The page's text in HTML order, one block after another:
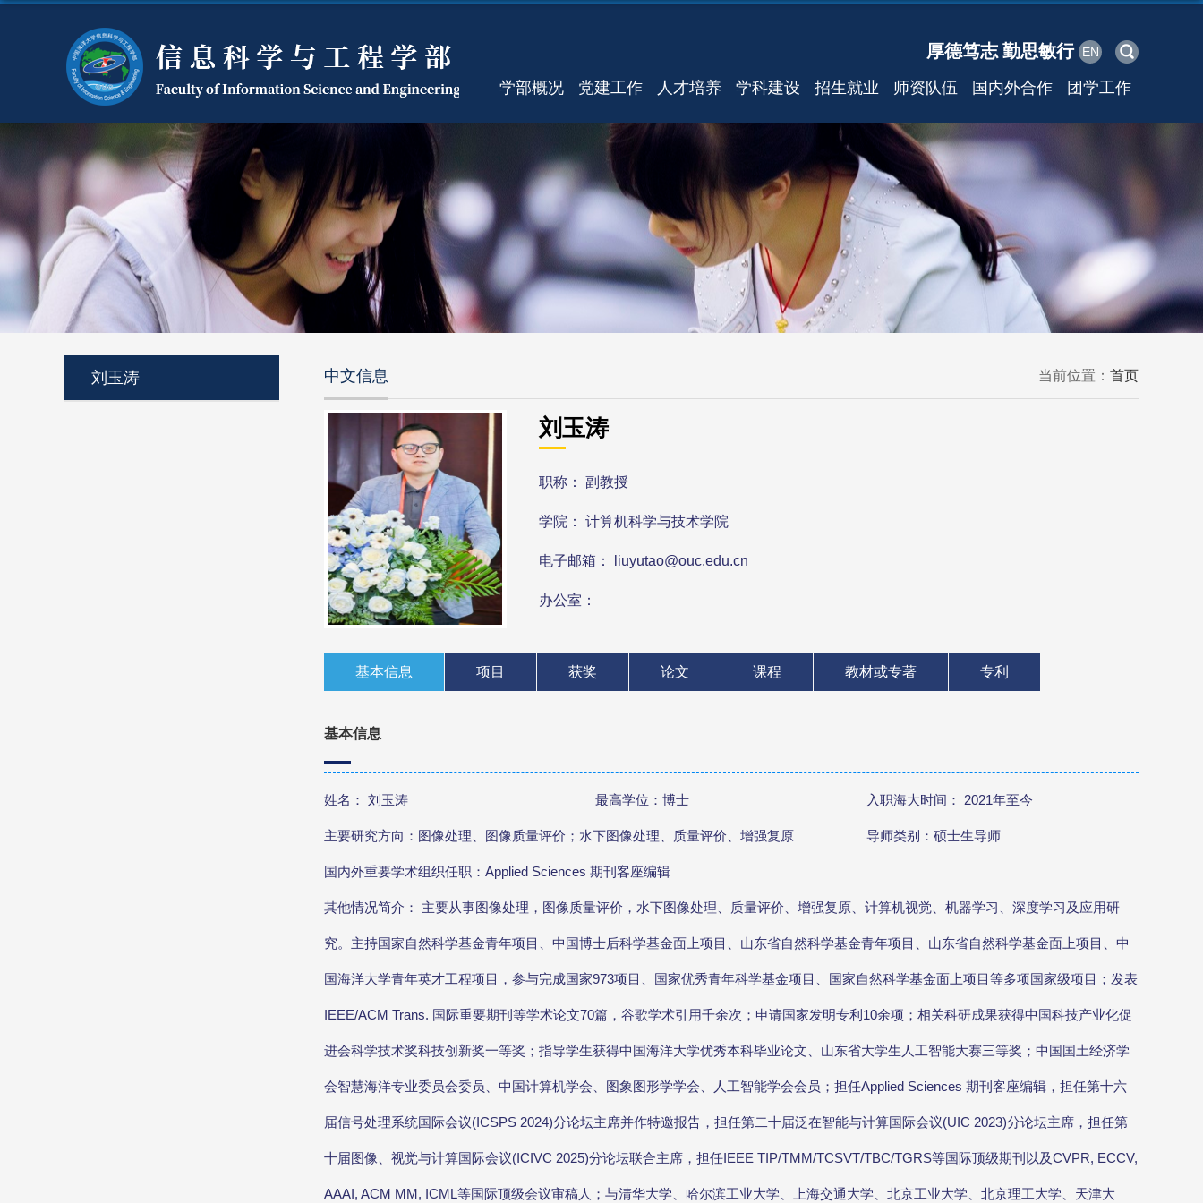
厚德笃志 勤思敏行 EN
学部概况 党建工作 人才培养 学科建设 招生就业 师资队伍 国内外合作 团学工作
刘玉涛 当前位置： 首页
中文信息
刘玉涛
职称： 副教授
学院： 计算机科学与技术学院
电子邮箱： liuyutao@ouc.edu.cn
办公室：
基本信息 项目 获奖 论文 课程 教材或专著 专利
基本信息
姓名： 刘玉涛 最高学位：博士 入职海大时间： 2021年至今
主要研究方向：图像处理、图像质量评价；水下图像处理、质量评价、增强复原 导师类别：硕士生导师
国内外重要学术组织任职：Applied Sciences 期刊客座编辑
其他情况简介： 主要从事图像处理，图像质量评价，水下图像处理、质量评价、增强复原、计算机视觉、机器学习、深度学习及应用研
究。主持国家自然科学基金青年项目、中国博士后科学基金面上项目、山东省自然科学基金青年项目、山东省自然科学基金面上项目、中
国海洋大学青年英才工程项目，参与完成国家973项目、国家优秀青年科学基金项目、国家自然科学基金面上项目等多项国家级项目；发表
IEEE/ACM Trans. 国际重要期刊等学术论文70篇，谷歌学术引用千余次；申请国家发明专利10余项；相关科研成果获得中国科技产业化促
进会科学技术奖科技创新奖一等奖；指导学生获得中国海洋大学优秀本科毕业论文、山东省大学生人工智能大赛三等奖；中国国土经济学
会智慧海洋专业委员会委员、中国计算机学会、图象图形学学会、人工智能学会会员；担任Applied Sciences 期刊客座编辑，担任第十六
届信号处理系统国际会议(ICSPS 2024)分论坛主席并作特邀报告，担任第二十届泛在智能与计算国际会议(UIC 2023)分论坛主席，担任第
十届图像、视觉与计算国际会议(ICIVC 2025)分论坛联合主席，担任IEEE TIP/TMM/TCSVT/TBC/TGRS等国际顶级期刊以及CVPR, ECCV,
AAAI, ACM MM, ICML等国际顶级会议审稿人；与清华大学、哈尔滨工业大学、上海交通大学、北京工业大学、北京理工大学、天津大